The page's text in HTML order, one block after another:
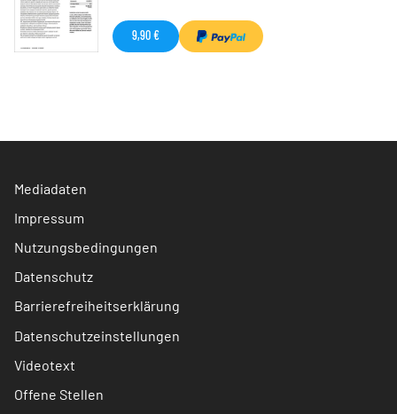
9,90 €
Mediadaten
Impressum
Nutzungsbedingungen
Datenschutz
Barrierefreiheitserklärung
Datenschutzeinstellungen
Videotext
Offene Stellen